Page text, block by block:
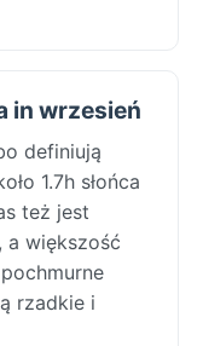
in wrzesień
definiują
1.7h słońca
też jest
a większość
rzadkie i